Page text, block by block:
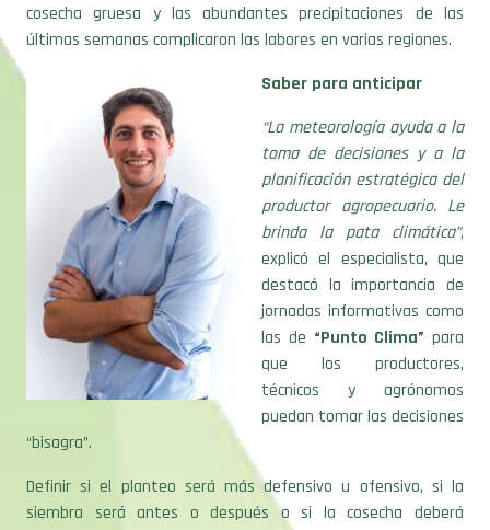
cosecha gruesa y las abundantes precipitaciones de las
últimas semanas complicaron las labores en varias regiones.
Saber para anticipar
“La meteorología ayuda a la
toma de decisiones y a la
planificación estratégica del
productor agropecuario. Le
brinda la pata climática”,
explicó el especialista, que
destacó la importancia de
jornadas informativas como
las de “Punto Clima” para
que los productores,
técnicos y agrónomos
puedan tomar las decisiones
“bisagra”.
Definir si el planteo será más defensivo u ofensivo, si la
siembra será antes o después o si la cosecha deberá